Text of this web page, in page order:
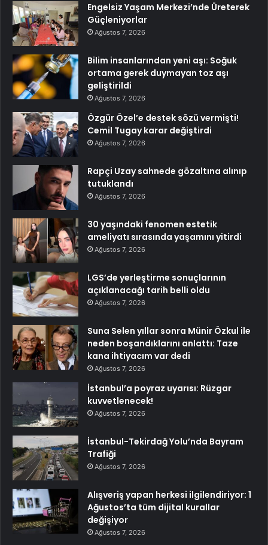
Engelsiz Yaşam Merkezi’nde Üreterek
Güçleniyorlar
Ağustos 7, 2026
Bilim insanlarından yeni aşı: Soğuk
ortama gerek duymayan toz aşı
geliştirildi
Ağustos 7, 2026
Özgür Özel’e destek sözü vermişti!
Cemil Tugay karar değiştirdi
Ağustos 7, 2026
Rapçi Uzay sahnede gözaltına alınıp
tutuklandı
Ağustos 7, 2026
30 yaşındaki fenomen estetik
ameliyatı sırasında yaşamını yitirdi
Ağustos 7, 2026
LGS’de yerleştirme sonuçlarının
açıklanacağı tarih belli oldu
Ağustos 7, 2026
Suna Selen yıllar sonra Münir Özkul ile
neden boşandıklarını anlattı: Taze
kana ihtiyacım var dedi
Ağustos 7, 2026
İstanbul’a poyraz uyarısı: Rüzgar
kuvvetlenecek!
Ağustos 7, 2026
İstanbul-Tekirdağ Yolu’nda Bayram
Trafiği
Ağustos 7, 2026
Alışveriş yapan herkesi ilgilendiriyor: 1
Ağustos’ta tüm dijital kurallar
değişiyor
Ağustos 7, 2026